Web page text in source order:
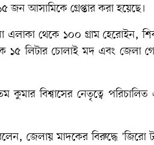
জন আসামিকে গ্রেপ্তার করা হয়েছে।
এলাকা থেকে ১০০ গ্রাম হেরোইন,
১৫ লিটার চোলাই মদ এবং জেলা
কুমার বিশ্বাসের নেতৃত্বে
জেলায় মাদকের বিরুদ্ধে 'জিরো